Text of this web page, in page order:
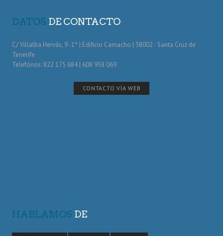
DATOS DE CONTACTO
C/ Villalba Hervás, 9 -1º | Edificio Camacho | 38002 · Santa Cruz de
Tenerife
Telefónos: 822 175 684 | 608 958 069
CONTACTO VÍA WEB
HABLAMOS DE